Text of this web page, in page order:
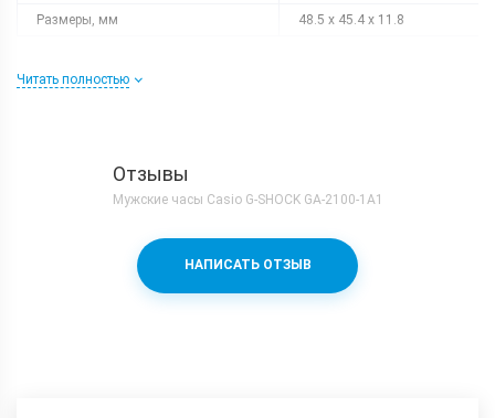
Размеры, мм 48.5 x 45.4 x 11.8
Читать полностью
Отзывы
Мужские часы Casio G-SHOCK GA-2100-1A1
НАПИСАТЬ ОТЗЫВ